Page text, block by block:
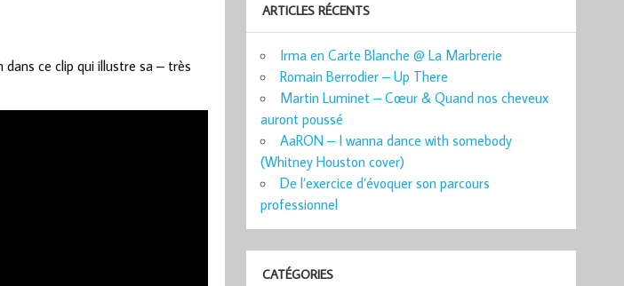
ce clip qui illustre sa – très
ARTICLES RÉCENTS
Irma en Carte Blanche @ La Marbrerie
Romain Berrodier – Up There
Martin Luminet – Cœur & Quand nos cheveux
auront poussé
AaRON – I wanna dance with somebody
(Whitney Houston cover)
De l’exercice d’évoquer son parcours
professionnel
CATÉGORIES